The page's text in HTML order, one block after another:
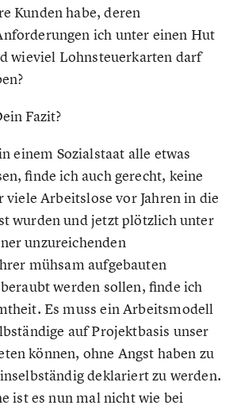
Kunden habe, deren
ich unter einen Hut
wieviel Lohnsteuerkarten darf
Fazit?
einem Sozialstaat alle etwas
finde ich auch gerecht, keine
viele Arbeitslose vor Jahren in die
wurden und jetzt plötzlich unter
unzureichenden
mühsam aufgebauten
werden sollen, finde ich
Es muss ein Arbeitsmodell
auf Projektbasis unser
können, ohne Angst haben zu
deklariert zu werden.
ist es nun mal nicht wie bei